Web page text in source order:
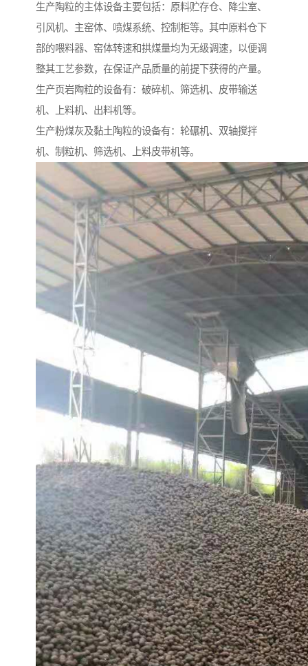
生产陶粒的主体设备主要包括：原料贮存仓、降尘室、
引风机、主窑体、喷煤系统、控制柜等。其中原料仓下
部的喂料器、窑体转速和拱煤量均为无级调速，以便调
整其工艺参数，在保证产品质量的前提下获得的产量。
生产页岩陶粒的设备有：破碎机、筛选机、皮带输送
机、上料机、出料机等。
生产粉煤灰及黏土陶粒的设备有：轮碾机、双轴搅拌
机、制粒机、筛选机、上料皮带机等。